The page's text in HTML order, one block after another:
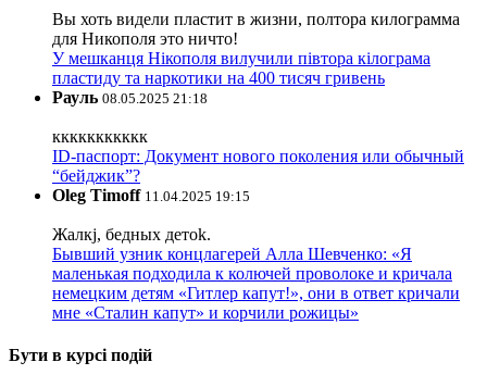
Вы хоть видели пластит в жизни, полтора килограмма
для Никополя это ничто!
У мешканця Нікополя вилучили півтора кілограма
пластиду та наркотики на 400 тисяч гривень
Рауль 08.05.2025 21:18
ккккккккккк
ID-паспорт: Документ нового поколения или обычный
“бейджик”?
Oleg Timoff 11.04.2025 19:15
Жалкj, бедных детok.
Бывший узник концлагерей Алла Шевченко: «Я
маленькая подходила к колючей проволоке и кричала
немецким детям «Гитлер капут!», они в ответ кричали
мне «Сталин капут» и корчили рожицы»
Бути в курсі подій